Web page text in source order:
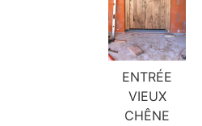
ENTRÉE
VIEUX
CHÊNE